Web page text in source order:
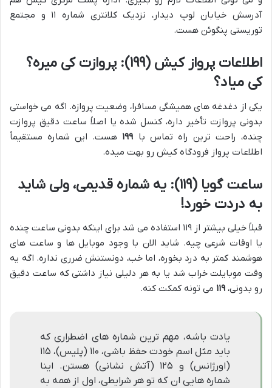
آدرسش خیابان لوپ دیدار، نزدیک کلانتری شماره ۱۱ و مجتمع
توریستی پنگوئن هست.
اطلاعات پرواز کیش (۱۹۹): پروازت کی میره؟
کی میاد؟
یکی از دغدغه های همیشگی مسافرا، وضعیت پروازه. اگه می خواستی
بدونی پروازت تأخیر داره، کنسل شده یا اصلاً ساعت دقیق پروازت
چنده، راحت ترین راه تماس با ۱۹۹ هست. این شماره مستقیماً
اطلاعات پرواز فرودگاه کیش رو بهت میده.
ساعت گویا (۱۱۹): یه شماره قدیمی، ولی شاید
به دردت خورد!
قبلاً خیلی بیشتر از ۱۱۹ استفاده می شد برای اینکه بدونی ساعت چنده
یا اوقات شرعی چیه. شاید الان با وجود موبایل ها و ساعت های
هوشمند کمتر به درد بخوره، اما خب، دونستنش ضرری نداره. اگه یه
وقت موبایلت خراب شد یا به هر دلیلی نیاز داشتی که ساعت دقیق
رو بدونی، ۱۱۹ می تونه کمکت کنه.
یادت باشه، مهم ترین شماره های اضطراری که
باید مثل اسم خودت حفظ باشی، ۱۱۰ (پلیس)، ۱۱۵
(اورژانس) و ۱۲۵ (آتش نشانی) هستن. اینا
شماره هایی ان که تو هر شرایطی، اول از همه به